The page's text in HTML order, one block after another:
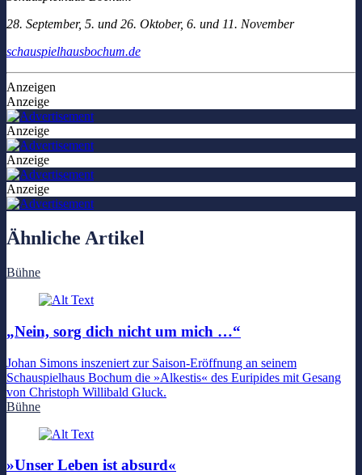
28. September, 5. und 26. Oktober, 6. und 11. November
schauspielhausbochum.de
Anzeigen
Anzeige
Anzeige
Anzeige
Anzeige
Ähnliche Artikel
Bühne
„Nein, sorg dich nicht um mich …“
Johan Simons inszeniert zur Saison-Eröffnung an seinem
Schauspielhaus Bochum die »Alkestis« des Euripides mit Gesang
von Christoph Willibald Gluck.
Bühne
»Unser Leben ist absurd«